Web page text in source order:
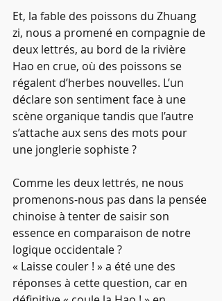
Et, la fable des poissons du Zhuang
zi, nous a promené en compagnie de
deux lettrés, au bord de la rivière
Hao en crue, où des poissons se
régalent d’herbes nouvelles. L’un
déclare son sentiment face à une
scène organique tandis que l’autre
s’attache aux sens des mots pour
une jonglerie sophiste ?
Comme les deux lettrés, ne nous
promenons-nous pas dans la pensée
chinoise à tenter de saisir son
essence en comparaison de notre
logique occidentale ?
« Laisse couler ! » a été une des
réponses à cette question, car en